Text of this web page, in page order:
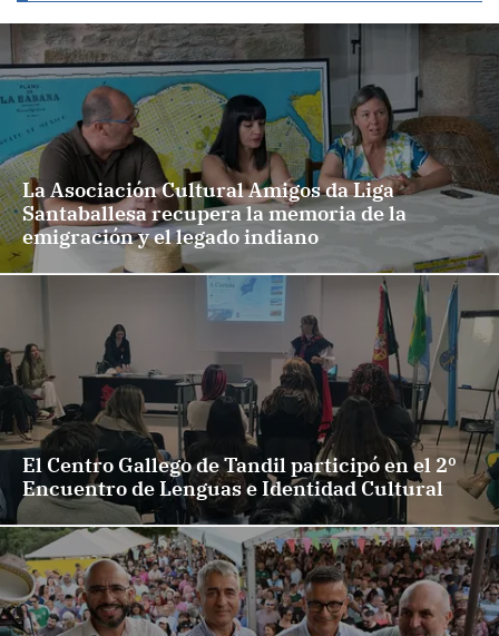
La Asociación Cultural Amigos da Liga
Santaballesa recupera la memoria de la
emigración y el legado indiano
El Centro Gallego de Tandil participó en el 2º
Encuentro de Lenguas e Identidad Cultural